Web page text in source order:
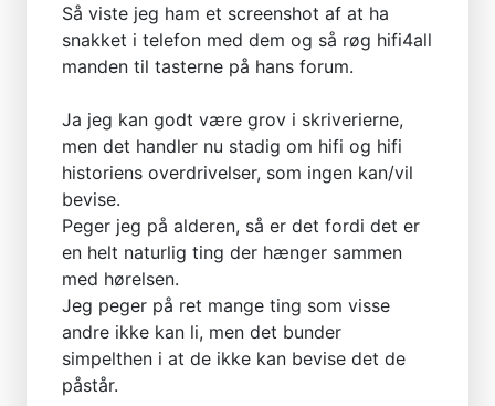
Så viste jeg ham et screenshot af at ha
snakket i telefon med dem og så røg hifi4all
manden til tasterne på hans forum.
Ja jeg kan godt være grov i skriverierne,
men det handler nu stadig om hifi og hifi
historiens overdrivelser, som ingen kan/vil
bevise.
Peger jeg på alderen, så er det fordi det er
en helt naturlig ting der hænger sammen
med hørelsen.
Jeg peger på ret mange ting som visse
andre ikke kan li, men det bunder
simpelthen i at de ikke kan bevise det de
påstår.